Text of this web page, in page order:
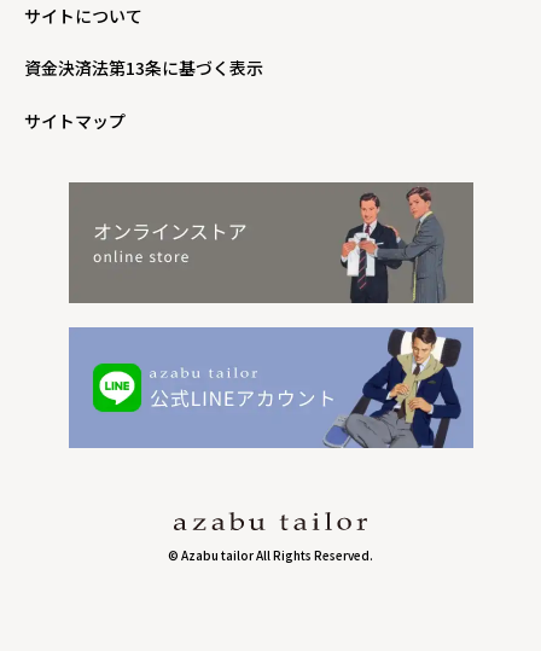
サイトについて
資金決済法第13条に基づく表示
サイトマップ
© Azabu tailor All Rights Reserved.